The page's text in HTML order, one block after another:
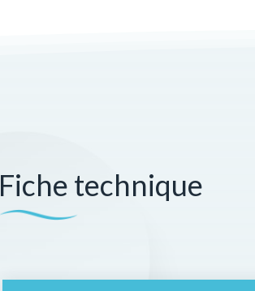
Fiche technique